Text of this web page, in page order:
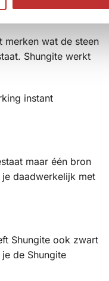
wat de steen
Shungite werkt
instant
maar één bron
daadwerkelijk met
Shungite ook zwart
de Shungite